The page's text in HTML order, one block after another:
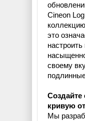
Cineon
это
своему
кривую
Мы